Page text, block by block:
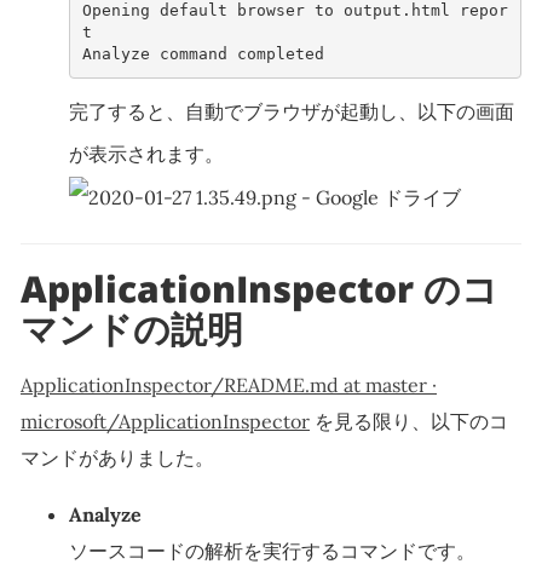
Opening default browser to output.html repor
t
Analyze command completed
完了すると、自動でブラウザが起動し、以下の画面
が表示されます。
ApplicationInspector のコ
マンドの説明
ApplicationInspector/README.md at master ·
microsoft/ApplicationInspector を見る限り、以下のコ
マンドがありました。
Analyze
ソースコードの解析を実行するコマンドです。